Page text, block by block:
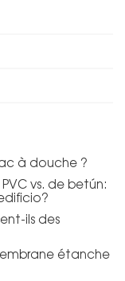
à douche ?
vs. de betún:
ils des
étanche